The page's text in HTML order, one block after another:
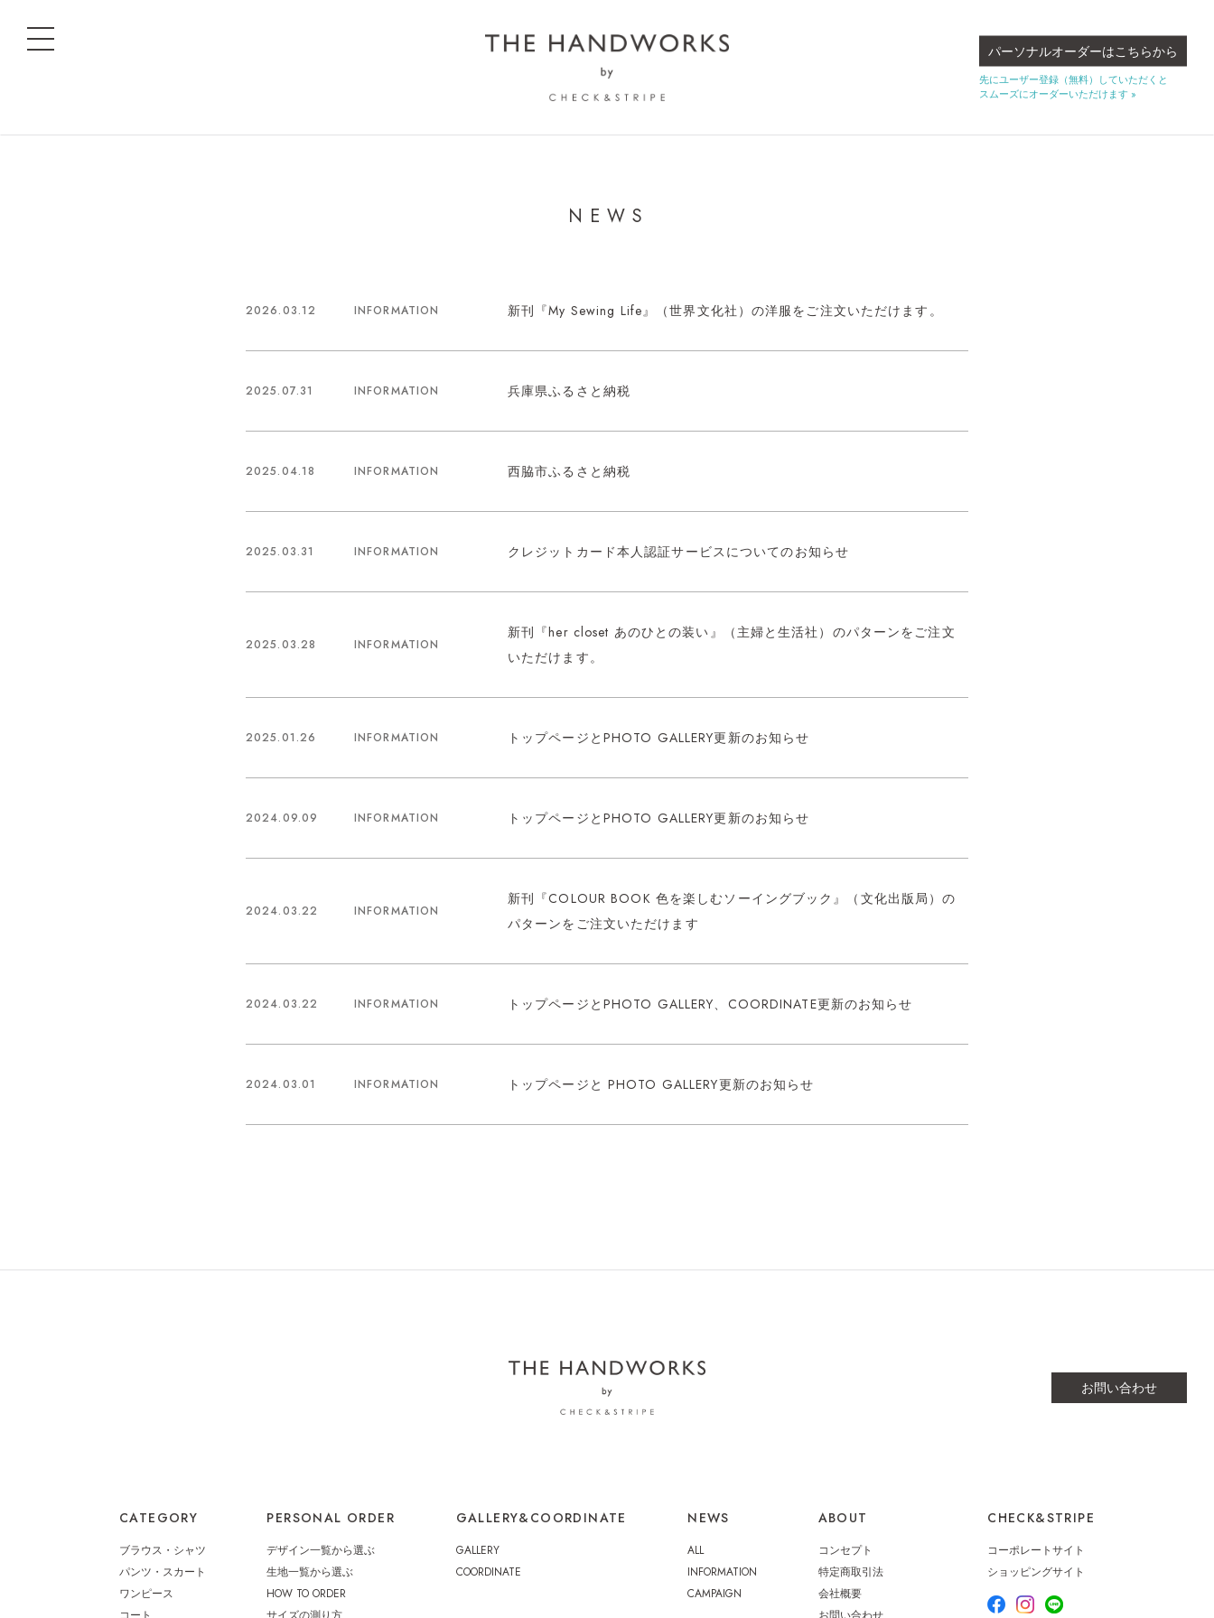
パーソナルオーダーはこちらから
先にユーザー登録（無料）していただくと
スムーズにオーダーいただけます »
NEWS
2026.03.12 INFORMATION 新刊『My Sewing Life』（世界文化社）の洋服をご注文いただけます。
2025.07.31 INFORMATION 兵庫県ふるさと納税
2025.04.18 INFORMATION 西脇市ふるさと納税
2025.03.31 INFORMATION クレジットカード本人認証サービスについてのお知らせ
2025.03.28 INFORMATION
新刊『her closet あのひとの装い』（主婦と生活社）のパターンをご注文
いただけます。
2025.01.26 INFORMATION トップページとPHOTO GALLERY更新のお知らせ
2024.09.09 INFORMATION トップページとPHOTO GALLERY更新のお知らせ
2024.03.22 INFORMATION
新刊『COLOUR BOOK 色を楽しむソーイングブック』（文化出版局）の
パターンをご注文いただけます
2024.03.22 INFORMATION トップページとPHOTO GALLERY、COORDINATE更新のお知らせ
2024.03.01 INFORMATION トップページと PHOTO GALLERY更新のお知らせ
お問い合わせ
CATEGORY
ブラウス・シャツ
パンツ・スカート
ワンピース
PERSONAL ORDER
デザイン一覧から選ぶ
生地一覧から選ぶ
HOW TO ORDER
GALLERY&COORDINATE
GALLERY
COORDINATE
NEWS
ALL
INFORMATION
CAMPAIGN
ABOUT
コンセプト
特定商取引法
会社概要
CHECK&STRIPE
コーポレートサイト
ショッピングサイト